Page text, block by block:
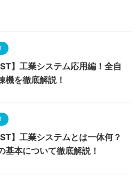
】工業システム応用編！全自
機を徹底解説！
】工業システムとは一体何？
基本について徹底解説！